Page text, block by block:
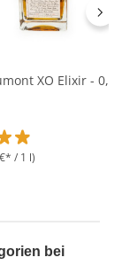
XO Elixir - 0,7L
/ 1 l)
bei